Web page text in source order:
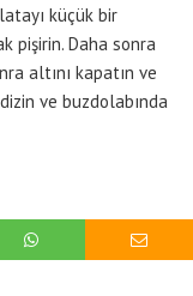
küçük bir
pişirin. Daha sonra
altını kapatın ve
ve buzdolabında